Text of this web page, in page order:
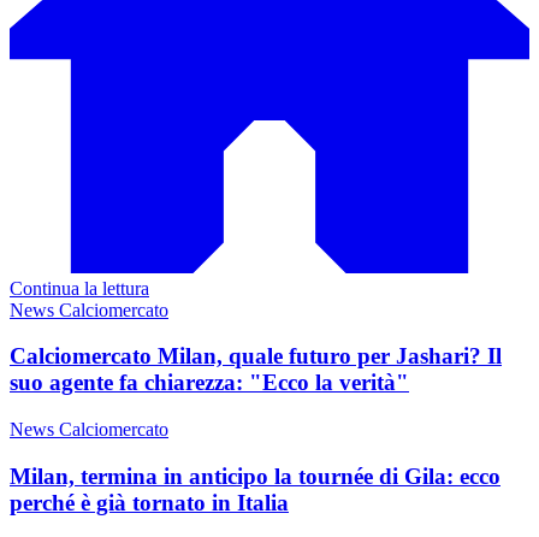
Continua la lettura
News Calciomercato
Calciomercato Milan, quale futuro per Jashari? Il
suo agente fa chiarezza: "Ecco la verità"
News Calciomercato
Milan, termina in anticipo la tournée di Gila: ecco
perché è già tornato in Italia